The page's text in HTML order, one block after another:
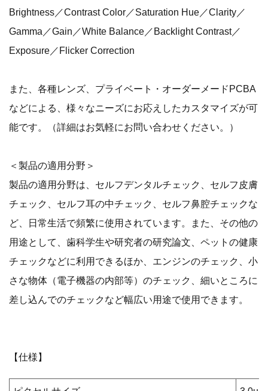
Brightness／Contrast Color／Saturation Hue／Clarity／
Gamma／Gain／White Balance／Backlight Contrast／
Exposure／Flicker Correction
また、各種レンズ、プライベート・オーダーメードPCBA
などによる、様々なニーズにお応えしたカスタマイズが可
能です。（詳細はお気軽にお問い合わせください。）
＜製品の適用分野＞
製品の適用分野は、セルフデンタルチェック、セルフ皮膚
チェック、セルフ耳の中チェック、セルフ鼻腔チェックな
ど、日常生活で頻繁に使用されています。また、その他の
用途として、歯科学生や研究者の研究論文、ペットの健康
チェックなどに利用できるほか、エンジンのチェック、小
さな物体（電子機器の内部等）のチェック、細いところに
差し込んでのチェックなど幅広い用途で使用できます。
【仕様】